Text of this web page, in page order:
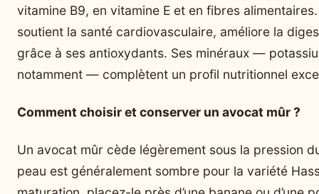
vitamine B9, en vitamine E et en fibres
soutient la santé cardiovasculaire, améliore la
grâce à ses antioxydants. Ses minéraux —
notamment — complètent un profil nutritionnel
Comment choisir et conserver un avocat mûr ?
Un avocat mûr cède légèrement sous la pression
peau est généralement sombre pour la variété